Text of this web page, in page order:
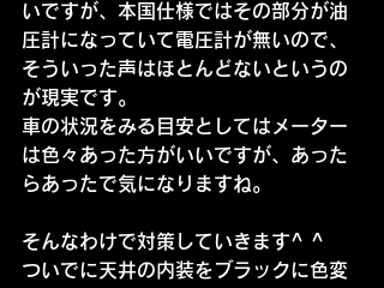
いですが、本国仕様ではその部分が油
圧計になっていて電圧計が無いので、
そういった声はほとんどないというの
が現実です。
車の状況をみる目安としてはメーター
は色々あった方がいいですが、あった
らあったで気になりますね。
そんなわけで対策していきます^ ^
ついでに天井の内装をブラックに色変